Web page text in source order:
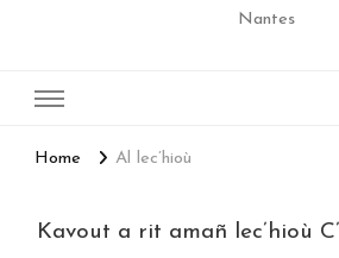
Nantes
Home Al lec’hioù
Kavout a rit amañ lec’hioù